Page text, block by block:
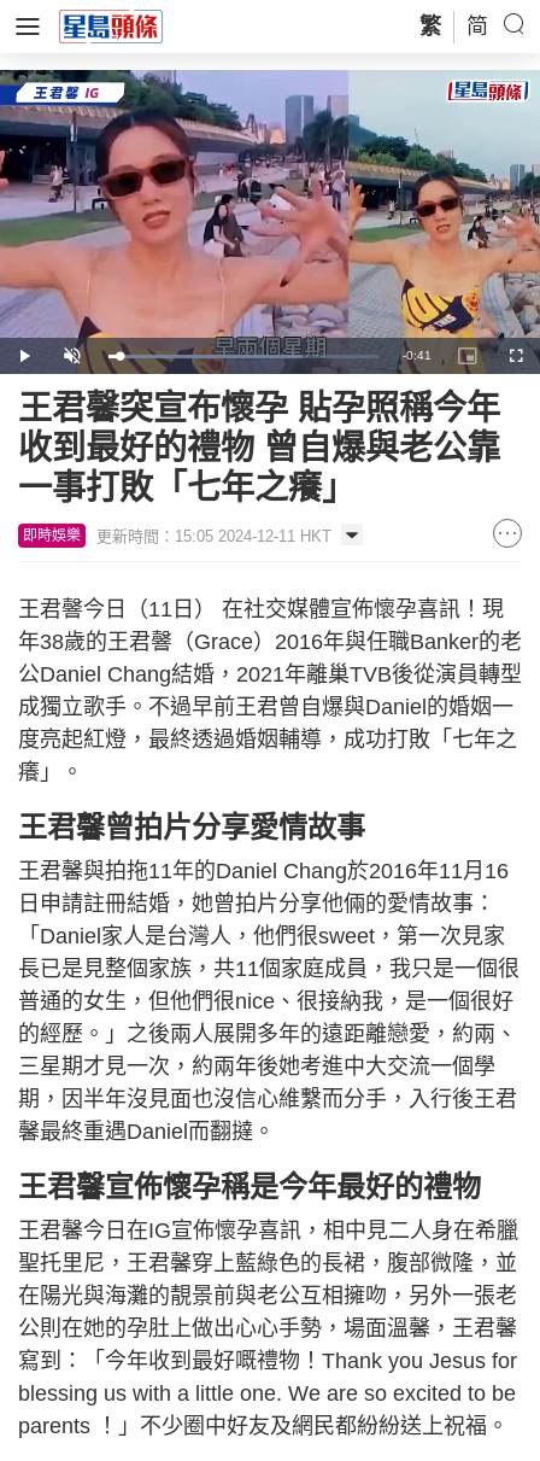
繁 简
Play Unmute Loaded:
71.74%
Remaining
Time
-0:41
Picture-
in-
王君馨突宣布懷孕 貼孕照稱今年
收到最好的禮物 曾自爆與老公靠
一事打敗「七年之癢」
即時娛樂 更新時間：15:05 2024-12-11 HKT
王君韾今日（11日） 在社交媒體宣佈懷孕喜訊！現
年38歲的王君韾（Grace）2016年與任職Banker的老
公Daniel Chang結婚，2021年離巢TVB後從演員轉型
成獨立歌手。不過早前王君曾自爆與Daniel的婚姻一
度亮起紅燈，最終透過婚姻輔導，成功打敗「七年之
癢」。
王君馨曾拍片分享愛情故事
王君馨與拍拖11年的Daniel Chang於2016年11月16
日申請註冊結婚，她曾拍片分享他倆的愛情故事：
「Daniel家人是台灣人，他們很sweet，第一次見家
長已是見整個家族，共11個家庭成員，我只是一個很
普通的女生，但他們很nice、很接納我，是一個很好
的經歷。」之後兩人展開多年的遠距離戀愛，約兩、
三星期才見一次，約兩年後她考進中大交流一個學
期，因半年沒見面也沒信心維繫而分手，入行後王君
馨最終重遇Daniel而翻撻。
王君馨宣佈懷孕稱是今年最好的禮物
王君馨今日在IG宣佈懷孕喜訊，相中見二人身在希臘
聖托里尼，王君馨穿上藍綠色的長裙，腹部微隆，並
在陽光與海灘的靚景前與老公互相擁吻，另外一張老
公則在她的孕肚上做出心心手勢，場面溫馨，王君馨
寫到：「今年收到最好嘅禮物！Thank you Jesus for
blessing us with a little one. We are so excited to be
parents ！」不少圈中好友及網民都紛紛送上祝福。